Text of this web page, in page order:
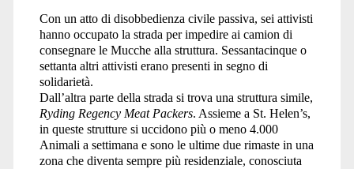
Con un atto di disobbedienza civile passiva, sei attivisti
hanno occupato la strada per impedire ai camion di
consegnare le Mucche alla struttura. Sessantacinque o
settanta altri attivisti erano presenti in segno di
solidarietà.
Dall’altra parte della strada si trova una struttura simile,
Ryding Regency Meat Packers. Assieme a St. Helen’s,
in queste strutture si uccidono più o meno 4.000
Animali a settimana e sono le ultime due rimaste in una
zona che diventa sempre più residenziale, conosciuta